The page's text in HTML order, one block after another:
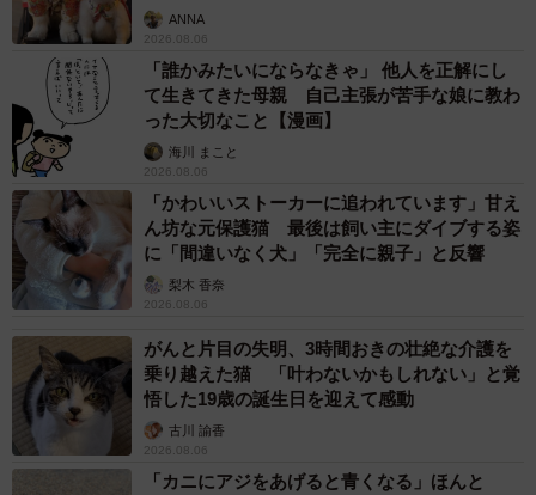
ANNA
2026.08.06
「誰かみたいにならなきゃ」 他人を正解にし
て生きてきた母親 自己主張が苦手な娘に教わ
った大切なこと【漫画】
海川 まこと
2026.08.06
「かわいいストーカーに追われています」甘え
ん坊な元保護猫 最後は飼い主にダイブする姿
に「間違いなく犬」「完全に親子」と反響
梨木 香奈
2026.08.06
がんと片目の失明、3時間おきの壮絶な介護を
乗り越えた猫 「叶わないかもしれない」と覚
悟した19歳の誕生日を迎えて感動
古川 諭香
2026.08.06
「カニにアジをあげると青くなる」ほんと